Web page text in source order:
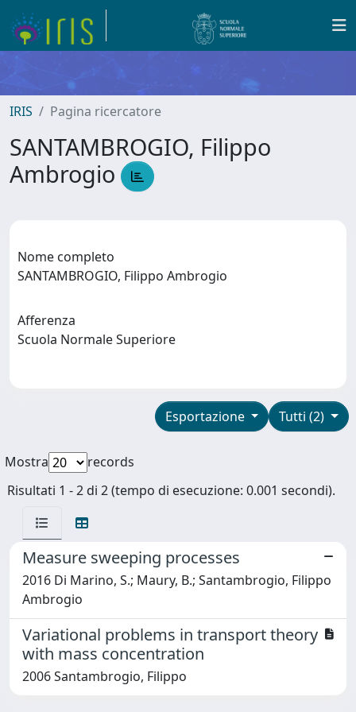
IRIS Pagina ricercatore
SANTAMBROGIO, Filippo
Ambrogio
Nome completo
SANTAMBROGIO, Filippo Ambrogio
Afferenza
Scuola Normale Superiore
Tutti (2)
Esportazione
Mostra
records
Risultati 1 - 2 di 2 (tempo di esecuzione: 0.001 secondi).
Measure sweeping processes
2016 Di Marino, S.; Maury, B.; Santambrogio, Filippo
Ambrogio
Variational problems in transport theory
with mass concentration
2006 Santambrogio, Filippo